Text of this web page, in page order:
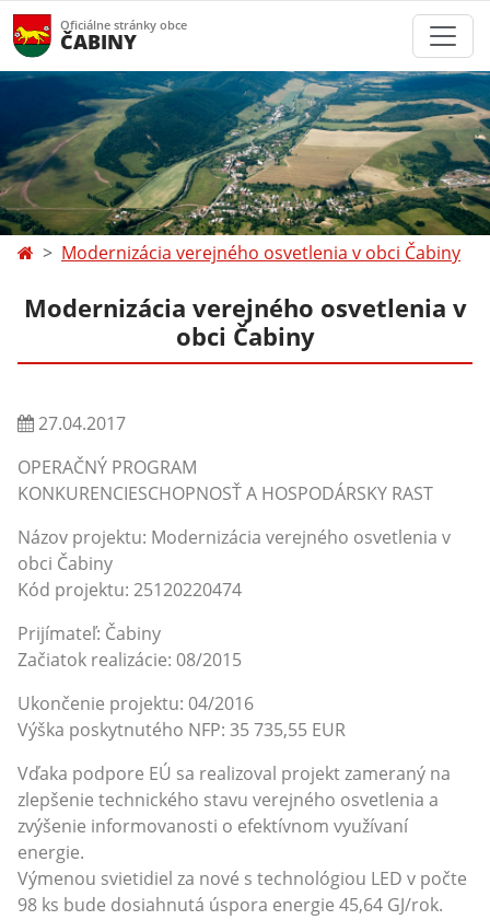
Oficiálne stránky obce
ČABINY
Modernizácia verejného osvetlenia v obci Čabiny
Modernizácia verejného osvetlenia v
obci Čabiny
27.04.2017
OPERAČNÝ PROGRAM
KONKURENCIESCHOPNOSŤ A HOSPODÁRSKY RAST
Názov projektu: Modernizácia verejného osvetlenia v
obci Čabiny
Kód projektu: 25120220474
Prijímateľ: Čabiny
Začiatok realizácie: 08/2015
Ukončenie projektu: 04/2016
Výška poskytnutého NFP: 35 735,55 EUR
Vďaka podpore EÚ sa realizoval projekt zameraný na
zlepšenie technického stavu verejného osvetlenia a
zvýšenie informovanosti o efektívnom využívaní
energie.
Výmenou svietidiel za nové s technológiou LED v počte
98 ks bude dosiahnutá úspora energie 45,64 GJ/rok.